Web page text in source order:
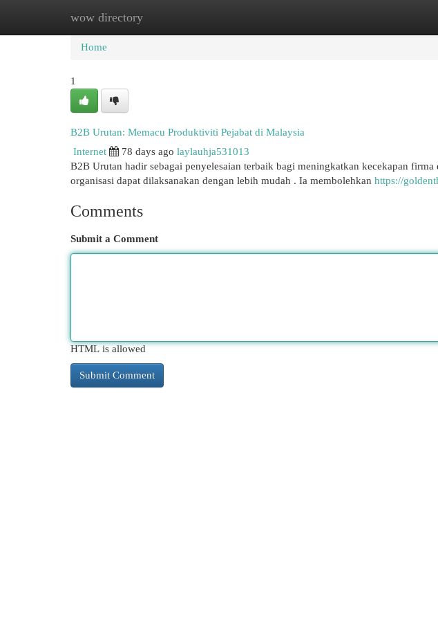
wow directory
Home New Site Listings
Home
1
B2B Urutan: Memacu Produktiviti Pejabat di Malaysia
Internet
78 days ago laylauhja531013
B2B Urutan hadir sebagai penyelesaian terbaik bagi meningkatkan kecekapan
organisasi dapat dilaksanakan dengan lebih mudah . Ia membolehkan https://
Comments
Submit a Comment
HTML is allowed